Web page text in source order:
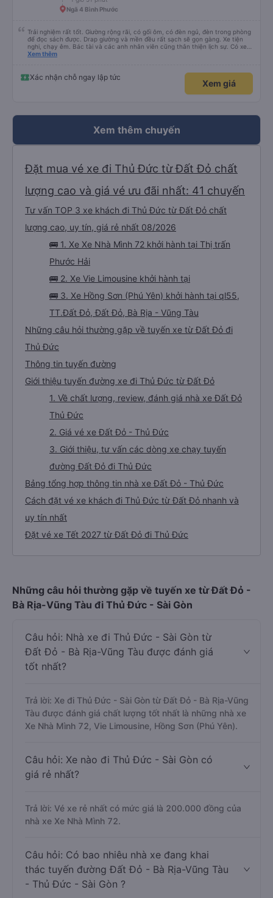
nhân viên tại văn phòng có thể nói được tiếng Anh và rất thân thiện. Tôi sẽ
giới thiệu công ty dịch vụ vận tải này cho mọi người để có chuyến đi an
Ngã 4 Bình Phước
Trải nghiệm rất tốt. Giường rộng rãi, có gối ôm, có đèn ngủ, đèn trong phòng
để đọc sách được. Drap giường và mền đều rất sạch sẽ gọn gàng. Xe tiện
nghi, chạy êm. Bác tài và các anh nhân viên cũng thân thiện lịch sự. Có xe
trung chuyển về nội thành thành phố tuy hoà rất tiện. Giá vé hợp lý. Nói
Xem thêm
Xác nhận chỗ ngay lập tức
Xem giá
Xem thêm chuyến
Đặt mua vé xe đi Thủ Đức từ Đất Đỏ chất
lượng cao và giá vé ưu đãi nhất: 41 chuyến
Tư vấn TOP 3 xe khách đi Thủ Đức từ Đất Đỏ chất
lượng cao, uy tín, giá rẻ nhất 08/2026
🚌 1. Xe Xe Nhà Mình 72 khởi hành tại Thị trấn
Phước Hải
🚌 2. Xe Vie Limousine khởi hành tại
🚌 3. Xe Hồng Sơn (Phú Yên) khởi hành tại ql55,
TT.Đất Đỏ, Đất Đỏ, Bà Rịa - Vũng Tàu
Những câu hỏi thường gặp về tuyến xe từ Đất Đỏ đi
Thủ Đức
Thông tin tuyến đường
Giới thiệu tuyến đường xe đi Thủ Đức từ Đất Đỏ
1. Về chất lượng, review, đánh giá nhà xe Đất Đỏ
Thủ Đức
2. Giá vé xe Đất Đỏ - Thủ Đức
3. Giới thiệu, tư vấn các dòng xe chạy tuyến
đường Đất Đỏ đi Thủ Đức
Bảng tổng hợp thông tin nhà xe Đất Đỏ - Thủ Đức
Cách đặt vé xe khách đi Thủ Đức từ Đất Đỏ nhanh và
uy tín nhất
Đặt vé xe Tết 2027 từ Đất Đỏ đi Thủ Đức
Những câu hỏi thường gặp về tuyến xe từ Đất Đỏ -
Bà Rịa-Vũng Tàu đi Thủ Đức - Sài Gòn
Câu hỏi: Nhà xe đi Thủ Đức - Sài Gòn từ
Đất Đỏ - Bà Rịa-Vũng Tàu được đánh giá
tốt nhất?
Trả lời: Xe đi Thủ Đức - Sài Gòn từ Đất Đỏ - Bà Rịa-Vũng
Tàu được đánh giá chất lượng tốt nhất là những nhà xe
Xe Nhà Mình 72, Vie Limousine, Hồng Sơn (Phú Yên).
Câu hỏi: Xe nào đi Thủ Đức - Sài Gòn có
giá rẻ nhất?
Trả lời: Vé xe rẻ nhất có mức giá là 200.000 đồng của
nhà xe Xe Nhà Mình 72.
Câu hỏi: Có bao nhiêu nhà xe đang khai
thác tuyến đường Đất Đỏ - Bà Rịa-Vũng Tàu
- Thủ Đức - Sài Gòn ?